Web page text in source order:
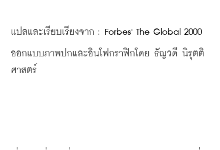
แปลและเรียบเรียงจาก : Forbes' The Global 2000
ออกแบบภาพปกและอินโฟกราฟิกโดย ธัญวดี นิรุตติ
ศาสตร์